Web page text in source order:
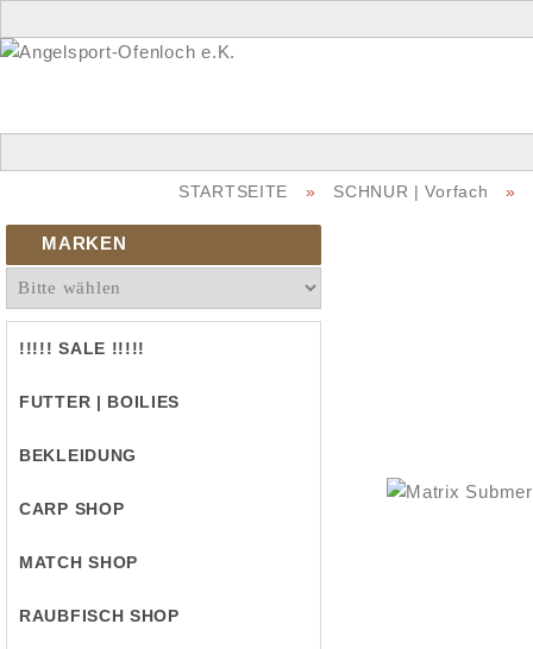
STARTSEITE » SCHNUR | Vorfach »
MARKEN
!!!!! SALE !!!!!
FUTTER | BOILIES
BEKLEIDUNG
CARP SHOP
MATCH SHOP
RAUBFISCH SHOP